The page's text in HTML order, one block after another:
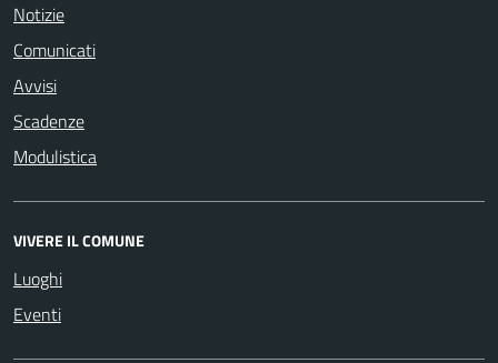
Notizie
Comunicati
Avvisi
Scadenze
Modulistica
VIVERE IL COMUNE
Luoghi
Eventi